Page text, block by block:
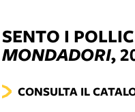
SENTO I
MONDADORI,
CONSULTA IL